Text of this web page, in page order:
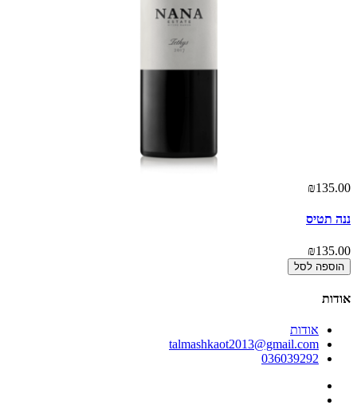
₪135.00
ננה תטיס
₪135.00
הוספה לסל
אודות
אודות
talmashkaot2013@gmail.com
036039292